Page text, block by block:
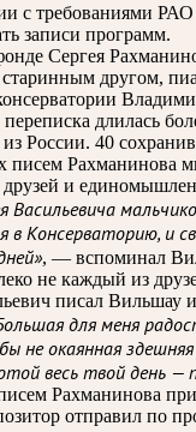
с требованиями РАО
записи программ.
Сергея
старинным другом,
длилась
России. 40
писем Рахманинова
и
Васильевича
в Консерваторию, и
, — вспоминал
не каждый из
писал Вильшау
для меня
бы не окаянная
весь твой день —
Рахманинова
отправил по